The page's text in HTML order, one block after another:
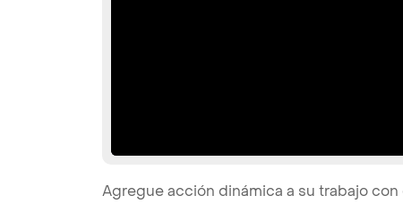
Agregue acción dinámica a su trabajo